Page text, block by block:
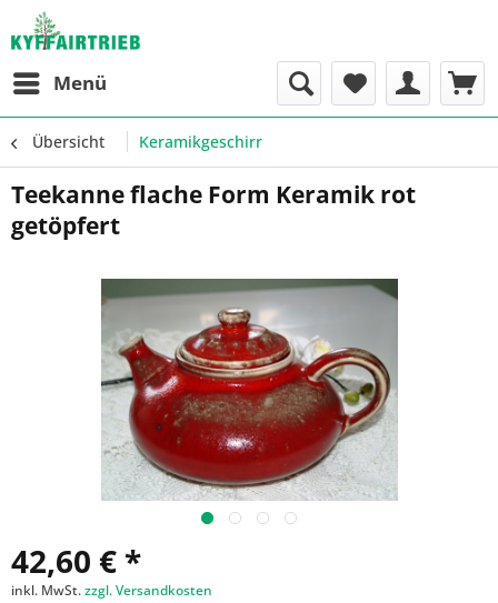
Menü
Übersicht Keramikgeschirr
Teekanne flache Form Keramik rot
getöpfert
42,60 € *
inkl. MwSt.zzgl. Versandkosten